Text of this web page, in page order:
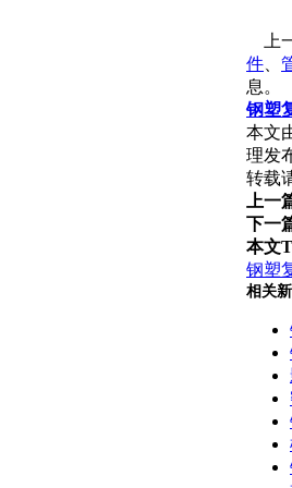
上
件
息。
钢塑
本文
理发
转载
上一
下一
本文
钢塑
相关